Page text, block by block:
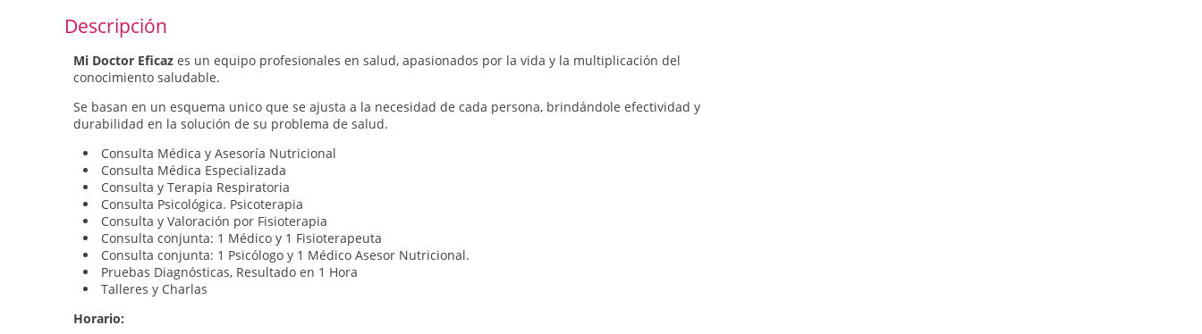
Descripción
Mi Doctor Eficaz es un equipo profesionales en salud, apasionados por la vida y la multiplicación del
conocimiento saludable.
Se basan en un esquema unico que se ajusta a la necesidad de cada persona, brindándole efectividad y
durabilidad en la solución de su problema de salud.
Consulta Médica y Asesoría Nutricional
Consulta Médica Especializada
Consulta y Terapia Respiratoria
Consulta Psicológica. Psicoterapia
Consulta y Valoración por Fisioterapia
Consulta conjunta: 1 Médico y 1 Fisioterapeuta
Consulta conjunta: 1 Psicólogo y 1 Médico Asesor Nutricional.
Pruebas Diagnósticas, Resultado en 1 Hora
Talleres y Charlas
Horario: